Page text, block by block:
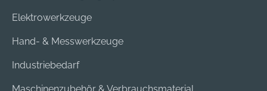
Elektrowerkzeuge
Hand- & Messwerkzeuge
Industriebedarf